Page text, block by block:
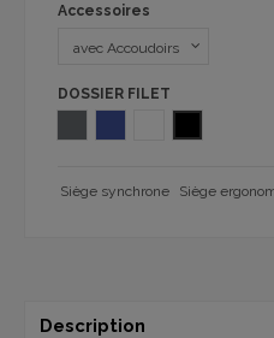
Accessoires
DOSSIER FILET
Siège synchrone Siège
Description